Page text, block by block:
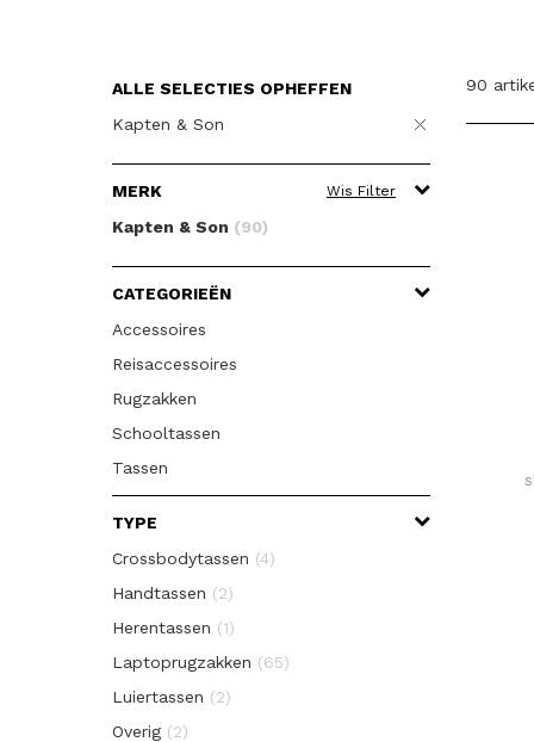
ALLE SELECTIES OPHEFFEN
Kapten & Son
MERK Wis Filter
Kapten & Son (90)
CATEGORIEËN
Accessoires
Reisaccessoires
Rugzakken
Schooltassen
Tassen
TYPE
Crossbodytassen (4)
Handtassen (2)
Herentassen (1)
Laptoprugzakken (65)
Luiertassen (2)
Overig (2)
90